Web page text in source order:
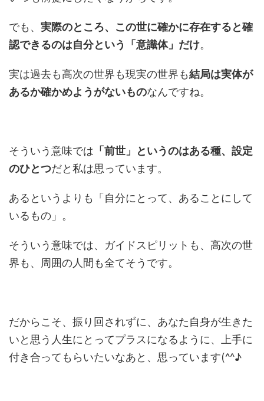
でも、 実際のところ、この世に確かに存在すると確
認できるのは自分という「意識体」だけ。
実は過去も高次の世界も現実の世界も結局は実体が
あるか確かめようがないものなんですね。
そういう意味では 「前世」というのはある種、設定
のひとつだと私は思っています。
あるというよりも「自分にとって、あることにして
いるもの」。
そういう意味では、ガイドスピリットも、高次の世
界も、周囲の人間も全てそうです。
だからこそ、振り回されずに、あなた自身が生きた
いと思う人生にとってプラスになるように、上手に
付き合ってもらいたいなあと、思っています(^^♪